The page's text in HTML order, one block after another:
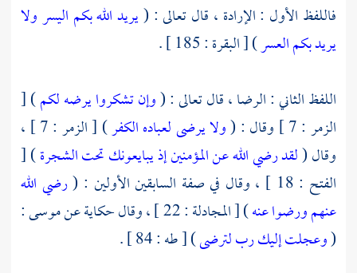
فاللفظ الأول : الإرادة ، قال تعالى : (يريد الله بكم اليسر ولا
يريد بكم العسر) [ البقرة : 185 ] .
اللفظ الثاني : الرضا ، قال تعالى : (وإن تشكروا يرضه لكم) [
الزمر : 7 ] وقال : (
ولا يرضى لعباده الكفر
) [ الزمر : 7 ] ،
وقال (لقد رضي الله عن المؤمنين إذ يبايعونك تحت الشجرة) [
الفتح : 18 ] ، وقال في صفة السابقين الأولين : (
رضي الله
عنهم ورضوا عنه) [ المجادلة : 22 ] ، وقال حكاية عن موسى:
(وعجلت إليك رب لترضى) [ طه : 84 ] .